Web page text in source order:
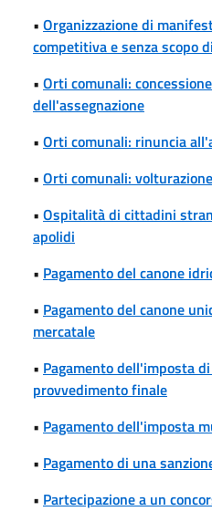
• Organizzazione di
competitiva e senza scopo
• Orti comunali:
dell'assegnazione
• Orti comunali: rinuncia
• Orti comunali:
• Ospitalità di cittadini
apolidi
• Pagamento del canone
• Pagamento del canone
mercatale
• Pagamento dell'imposta
provvedimento finale
• Pagamento dell'imposta
• Pagamento di una
• Partecipazione a un